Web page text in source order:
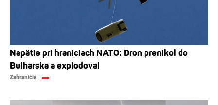
Napätie pri hraniciach NATO: Dron prenikol do
Bulharska a explodoval
Zahraničie